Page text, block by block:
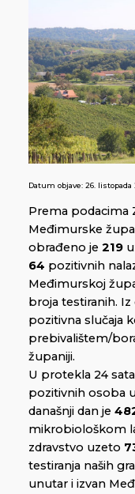
Datum objave: 26. listopada
Prema podacima
Međimurske
obrađeno je 219
64 pozitivnih
Međimurskoj
broja testiranih.
pozitivna slučaja
prebivalištem/
županiji.
U protekla 24
pozitivnih osoba
današnji dan je
mikrobiološkom
zdravstvo uzeto
testiranja naših
unutar i izvan